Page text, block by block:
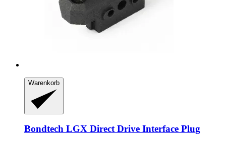
Warenkorb
Bondtech LGX Direct Drive Interface Plug